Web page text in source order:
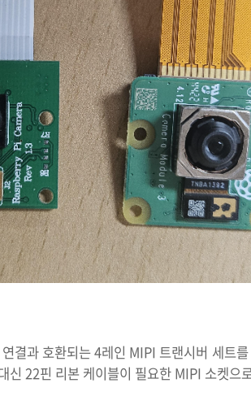
과 호환되는 4레인 MIPI 트랜시버 세트를
신 22핀 리본 케이블이 필요한 MIPI 소켓으